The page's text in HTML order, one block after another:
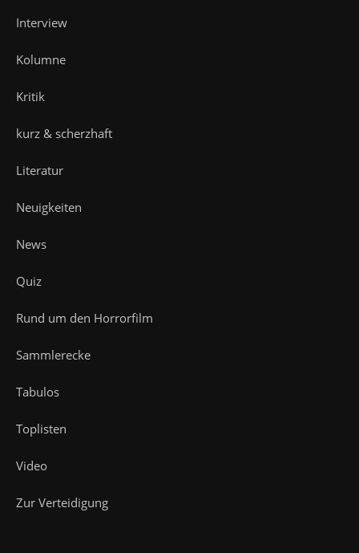
Interview
Kolumne
Kritik
kurz & scherzhaft
Literatur
Neuigkeiten
News
Quiz
Rund um den Horrorfilm
Sammlerecke
Tabulos
Toplisten
Video
Zur Verteidigung